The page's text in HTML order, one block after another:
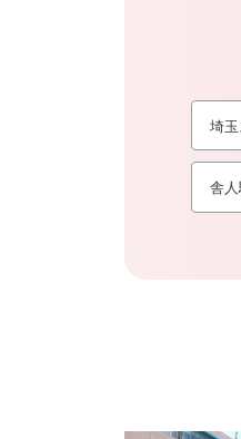
埼
舎人